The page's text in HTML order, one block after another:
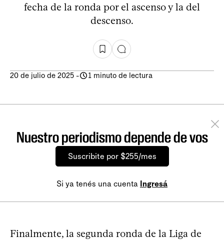
fecha de la ronda por el ascenso y la del
descenso.
20 de julio de 2025 - 1 minuto de lectura
Nuestro periodismo depende de vos
Suscribite por $255/mes
Si ya tenés una cuenta Ingresá
Finalmente, la segunda ronda de la Liga de